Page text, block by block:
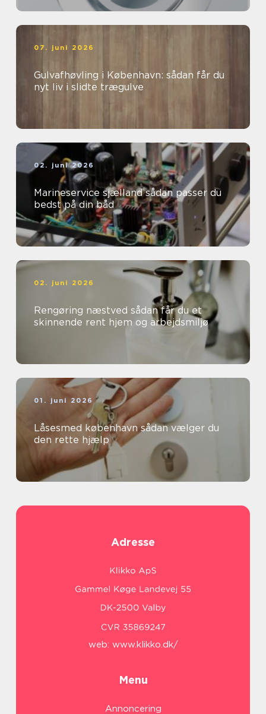
07. juni 2026
Gulvafhøvling i København: sådan får du
nyt liv i slidte trægulve
02. juni 2026
Marineservice sjælland sådan passer du
bedst på din båd
02. juni 2026
Rengøring næstved sådan får du et
skinnende rent hjem og arbejdsmiljø
01. juni 2026
Låsesmed københavn sådan vælger du
den rette hjælp
Adresse
web: www.klikko.dk/
Menu
Annoncering